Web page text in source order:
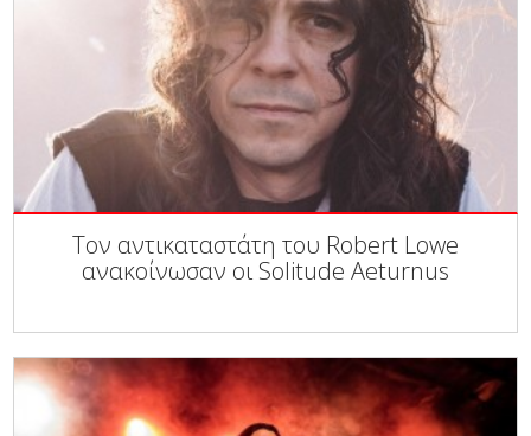
Τον αντικαταστάτη του Robert Lowe
ανακοίνωσαν οι Solitude Aeturnus